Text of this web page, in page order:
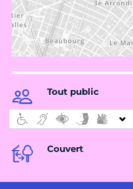
Tout public
Couvert